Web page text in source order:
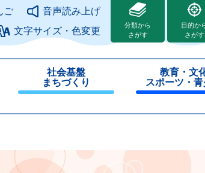
ジの本文へ
ご
音声読み上げ
文字サイズ・色変更
分類から
さがす
目的か
さがす
社会基盤
まちづくり
じ
教育・文
スポーツ・
じ